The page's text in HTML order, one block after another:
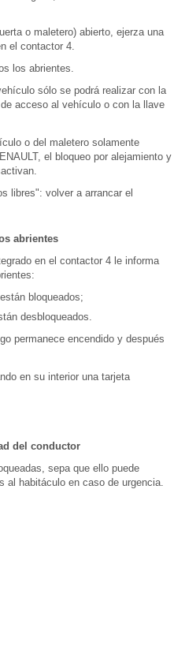
o maletero) abierto, ejerza una
el contactor 4.
los abrientes.
sólo se podrá realizar con la
acceso al vehículo o con la llave
o del maletero solamente
el bloqueo por alejamiento y
libres": volver a arrancar el
abrientes
en el contactor 4 le informa
bloqueados;
desbloqueados.
permanece encendido y después
en su interior una tarjeta
del conductor
sepa que ello puede
al habitáculo en caso de urgencia.